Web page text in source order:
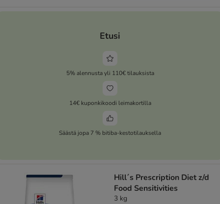
Etusi
5% alennusta yli 110€ tilauksista
14€ kuponkikoodi leimakortilla
Säästä jopa 7 % bitiba-kestotilauksella
Hill´s Prescription Diet z/d
Food Sensitivities
3 kg